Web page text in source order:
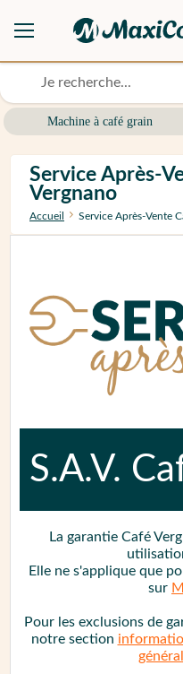
Machine à café grain
Service Après-
Vergnano
Accueil Service Après-Vente
S.A.V.
La garantie Café
Elle ne s'applique que
sur
Pour les exclusions de
notre section